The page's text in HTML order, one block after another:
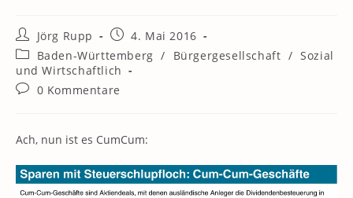
Beitrags-
Autor:
Jörg Rupp
Beitrag
veröffentlicht:
4. Mai 2016
Beitrags-
Kategorie:
Baden-Württemberg / Bürgergesellschaft / Sozial
und Wirtschaftlich
Beitrags-
0 Kommentare
Ach, nun ist es CumCum: